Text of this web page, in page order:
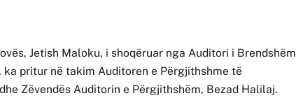
Jetish Maloku, i shoqëruar nga Auditori i Brendshëm
pritur në takim Auditoren e Përgjithshme të
Zëvendës Auditorin e Përgjithshëm, Bezad Halilaj.